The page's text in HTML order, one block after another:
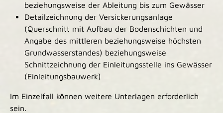
beziehungsweise der Ableitung bis zum Gewässer
Detailzeichnung der Versickerungsanlage
(Querschnitt mit Aufbau der Bodenschichten und
Angabe des mittleren beziehungsweise höchsten
Grundwasserstandes) beziehungsweise
Schnittzeichnung der Einleitungsstelle ins Gewässer
(Einleitungsbauwerk)
Im Einzelfall können weitere Unterlagen erforderlich
sein.